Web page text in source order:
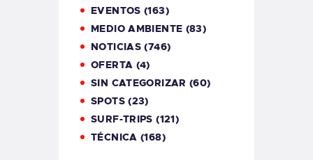
EVENTOS (163)
MEDIO AMBIENTE (83)
NOTICIAS (746)
OFERTA (4)
SIN CATEGORIZAR (60)
SPOTS(23)
SURF-TRIPS (121)
TÉCNICA (168)